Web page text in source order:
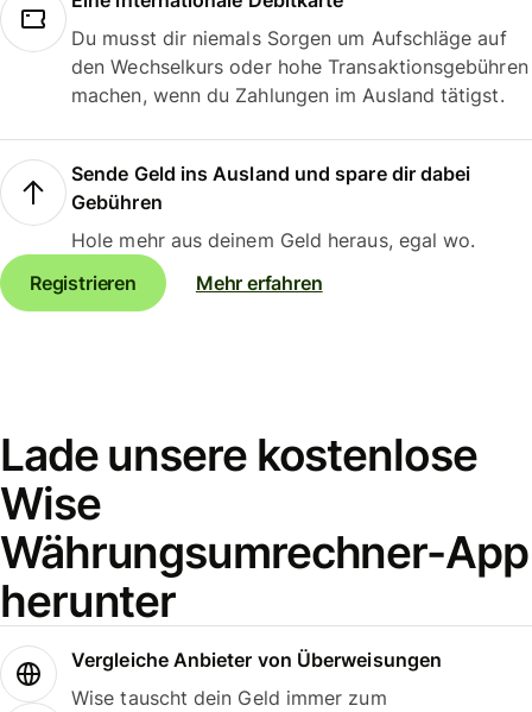
Du musst dir niemals Sorgen um Aufschläge auf
den Wechselkurs oder hohe Transaktionsgebühren
machen, wenn du Zahlungen im Ausland tätigst.
Sende Geld ins Ausland und spare dir dabei
Gebühren
Hole mehr aus deinem Geld heraus, egal wo.
Registrieren
Mehr erfahren
Lade unsere kostenlose
Wise
Währungsumrechner-App
herunter
Vergleiche Anbieter von Überweisungen
Wise tauscht dein Geld immer zum